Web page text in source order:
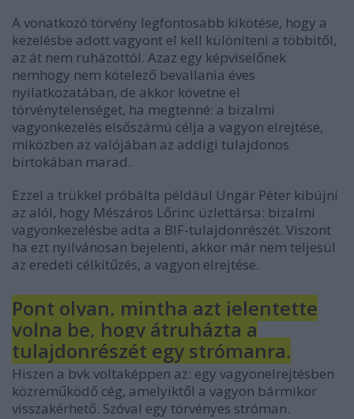
A vonatkozó törvény legfontosabb kikötése, hogy a
kezelésbe adott vagyont el kell különíteni a többitől,
az át nem ruházottól. Azaz egy képviselőnek
nemhogy nem kötelező bevallania éves
nyilatkozatában, de akkor követne el
törvénytelenséget, ha megtenné: a bizalmi
vagyonkezelés elsőszámú célja a vagyon elrejtése,
miközben az valójában az addigi tulajdonos
birtokában marad.
Ezzel a trükkel próbálta például Ungár Péter kibújni
az alól, hogy Mészáros Lőrinc üzlettársa: bizalmi
vagyonkezelésbe adta a BIF-tulajdonrészét. Viszont
ha ezt nyilvánosan bejelenti, akkor már nem teljesül
az eredeti célkitűzés, a vagyon elrejtése.
Pont olyan, mintha azt jelentette
volna be, hogy átruházta a
tulajdonrészét egy strómanra.
Hiszen a bvk voltaképpen az: egy vagyonelrejtésben
közreműködő cég, amelyiktől a vagyon bármikor
visszakérhető. Szóval egy törvényes stróman.